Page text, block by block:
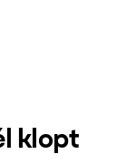
klopt